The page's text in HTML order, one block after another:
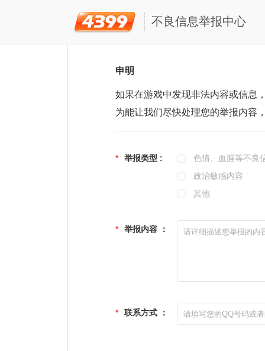
不良信息举报中心
申明
如果在游戏中发现非法内容或信息
为能让我们尽快处理您的举报内容
* 举报类型 :
色情、血腥等不良
政治敏感内容
其他
* 举报内容 ：
* 联系方式 ：